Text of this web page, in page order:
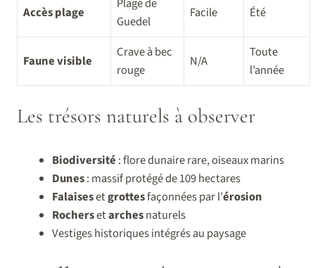
Accès plage
Plage de
Guedel
Facile Été
Faune visible
Crave à bec
rouge
N/A
Toute
l’année
Les trésors naturels à observer
Biodiversité : flore dunaire rare, oiseaux marins
Dunes: massif protégé de 109 hectares
Falaisesetgrottesfaçonnées par l’érosion
Rochersetarchesnaturels
Vestiges historiques intégrés au paysage